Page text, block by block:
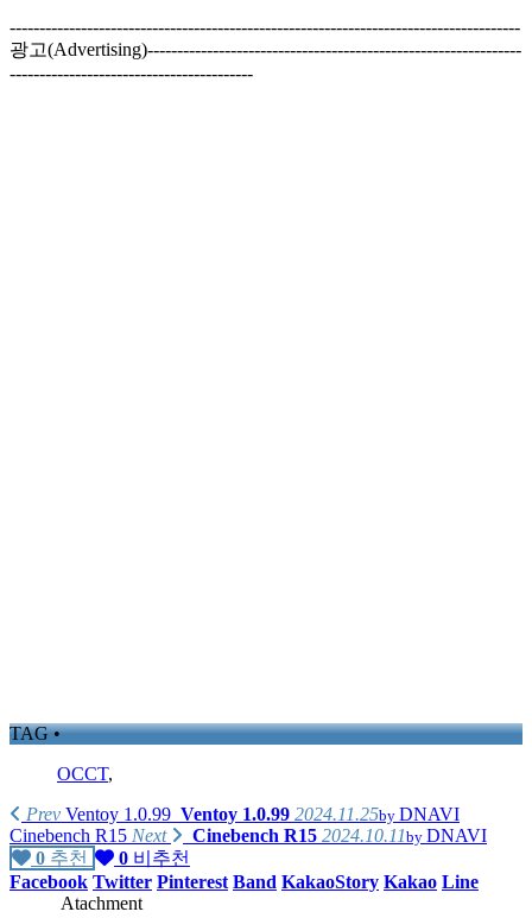
--------------------------------------------------------------------------------------
광고(Advertising)---------------------------------------------------------------
-----------------------------------------
TAG •
OCCT,
Prev Ventoy 1.0.99 Ventoy 1.0.99 2024.11.25by DNAVI
Cinebench R15 Next Cinebench R15 2024.10.11by DNAVI
0 추천 0 비추천
Facebook Twitter Pinterest Band KakaoStory Kakao Line
Atachment